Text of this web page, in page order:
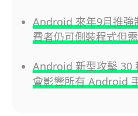
Android 來年9月推強
費者仍可側裝程式但
Android 新型攻擊 30
會影響所有 Android